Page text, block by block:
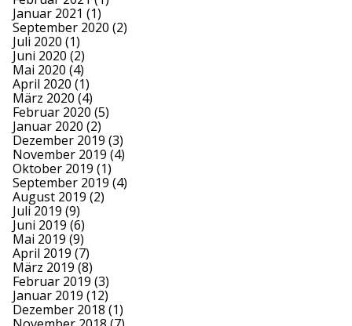
Januar 2021 (1)
September 2020 (2)
Juli 2020 (1)
Juni 2020 (2)
Mai 2020 (4)
April 2020 (1)
März 2020 (4)
Februar 2020 (5)
Januar 2020 (2)
Dezember 2019 (3)
November 2019 (4)
Oktober 2019 (1)
September 2019 (4)
August 2019 (2)
Juli 2019 (9)
Juni 2019 (6)
Mai 2019 (9)
April 2019 (7)
März 2019 (8)
Februar 2019 (3)
Januar 2019 (12)
Dezember 2018 (1)